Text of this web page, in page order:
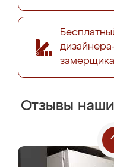
дизайнера-
замерщика
Отзывы